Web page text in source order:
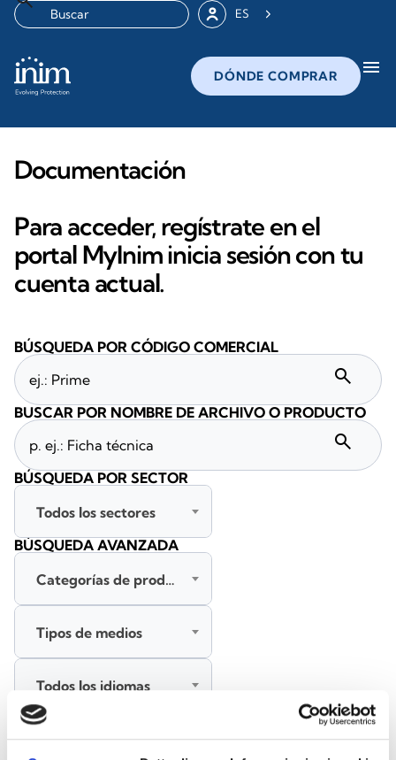
ES
DÓNDE COMPRAR menu
Documentación
Para acceder, regístrate en el
portal MyInim inicia sesión con tu
cuenta actual.
BÚSQUEDA POR CÓDIGO COMERCIAL
search
BUSCAR POR NOMBRE DE ARCHIVO O PRODUCTO
search
BÚSQUEDA POR SECTOR
Todos los sectores
BÚSQUEDA AVANZADA
Categorías de productos
Tipos de medios
Todos los idiomas
BUSCAR